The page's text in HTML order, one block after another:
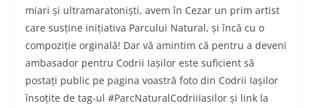
miari și ultramaratoniști, avem în Cezar un prim artist
care susține inițiativa Parcului Natural, și încă cu o
compoziție orginală! Dar vă amintim că pentru a deveni
ambasador pentru Codrii Iașilor este suficient să
postați public pe pagina voastră foto din Codrii Iașilor
însoțite de tag-ul #ParcNaturalCodriiIasilor și link la